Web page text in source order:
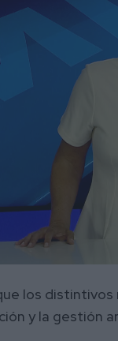
los distintivos
y la gestión